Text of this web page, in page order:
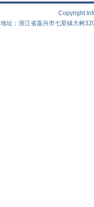
Copyright
地址：浙江省嘉兴市七星镇大树